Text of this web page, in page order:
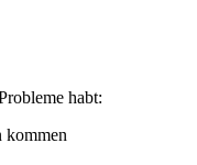
habt:
kommen